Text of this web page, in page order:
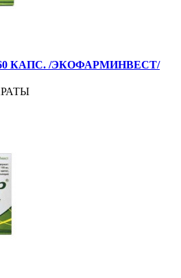
КАПС. /ЭКОФАРМИНВЕСТ/